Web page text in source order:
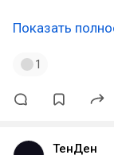
Показать
1
ТенДен